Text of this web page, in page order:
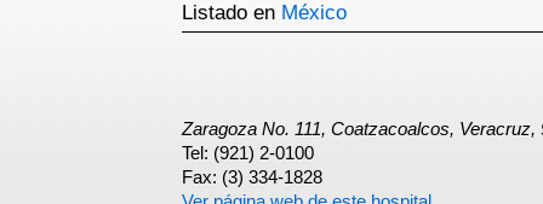
Listado en México
Zaragoza No. 111, Coatzacoalcos, Veracruz,
Tel: (921) 2-0100
Fax: (3) 334-1828